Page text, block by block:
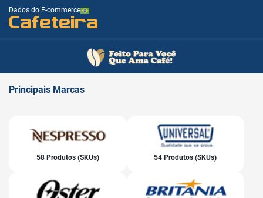
Dados do E-commerce
Cafeteira
Principais Marcas
58 Produtos (SKUs) 54 Produtos (SKUs)